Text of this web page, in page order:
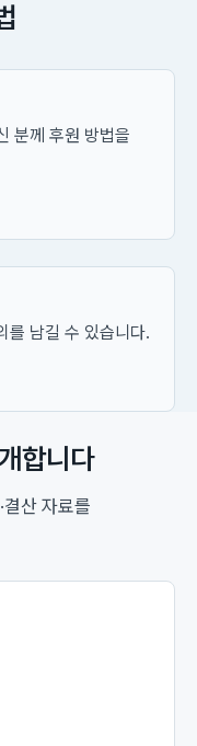
분께 후원 방법을
를 남길 수 있습니다.
합니다
산 자료를